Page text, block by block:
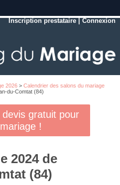
Inscription prestataire |Connexion
2026> Calendrier des salons du mariage
du-Comtat (84)
gratuit pour
!
2024 de
(84)